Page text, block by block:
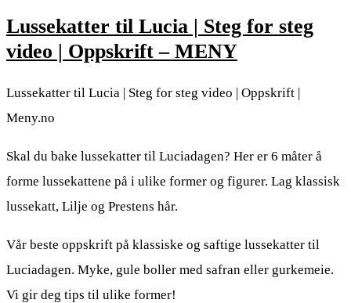
Lussekatter til Lucia | Steg for steg
video | Oppskrift – MENY
Lussekatter til Lucia | Steg for steg video | Oppskrift |
Meny.no
Skal du bake lussekatter til Luciadagen? Her er 6 måter å
forme lussekattene på i ulike former og figurer. Lag klassisk
lussekatt, Lilje og Prestens hår.
Vår beste oppskrift på klassiske og saftige lussekatter til
Luciadagen. Myke, gule boller med safran eller gurkemeie.
Vi gir deg tips til ulike former!